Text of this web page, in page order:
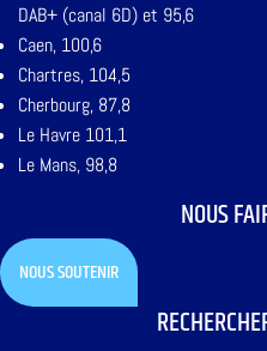
DAB+ (canal 6D) et 95,6
Caen, 100,6
Chartres, 104,5
Cherbourg, 87,8
Le Havre 101,1
Le Mans, 98,8
NOUS
NOUS SOUTENIR